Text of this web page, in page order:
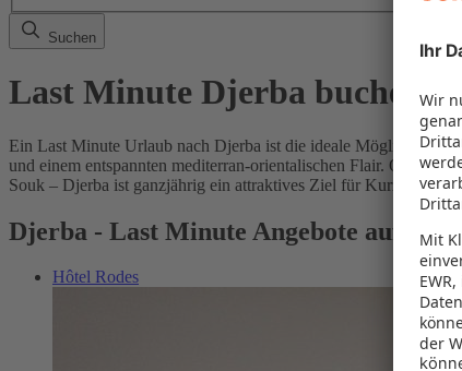
Suchen
Last Minute Djerba buchen
Ein Last Minute Urlaub nach Djerba ist die ideale Möglichkeit,
und einem entspannten mediterran-orientalischen Flair. Ob All-
Souk – Djerba ist ganzjährig ein attraktives Ziel für
Djerba - Last Minute Angebote auf
Hôtel Rodes